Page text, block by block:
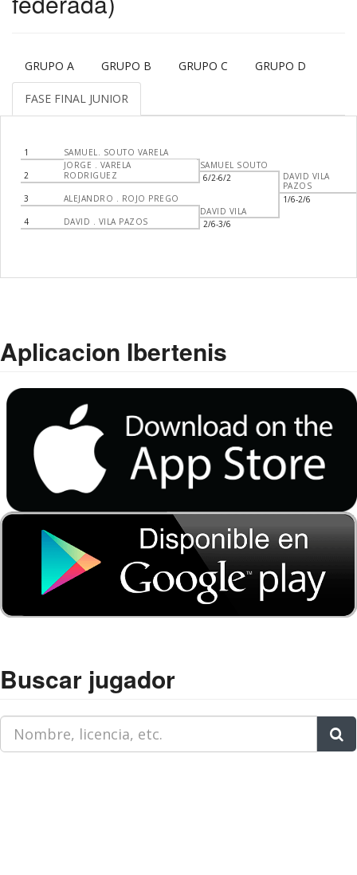
GRUPO A GRUPO B GRUPO C GRUPO D
FASE FINAL JUNIOR
1 SAMUEL. SOUTO VARELA
2
JORGE . VARELA
RODRIGUEZ
3 ALEJANDRO . ROJO PREGO
4 DAVID . VILA PAZOS
SAMUEL SOUTO
6/2-6/2
DAVID VILA
2/6-3/6
DAVID VILA
PAZOS
1/6-2/6
Aplicacion Ibertenis
Buscar jugador